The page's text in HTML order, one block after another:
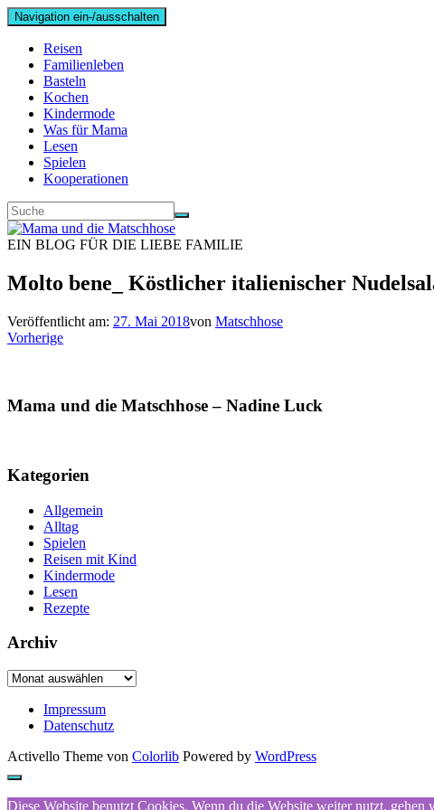
Navigation ein-/ausschalten
Reisen
Familienleben
Basteln
Kochen
Kindermode
Was für Mama
Lesen
Spielen
Kooperationen
EIN BLOG FÜR DIE LIEBE FAMILIE
Molto bene_ Köstlicher italienischer
Veröffentlicht am: 27. Mai 2018von Matschhose
Vorherige
Mama und die Matschhose – Nadine Luck
Kategorien
Allgemein
Alltag
Spielen
Reisen mit Kind
Kindermode
Lesen
Rezepte
Archiv
Archiv
Impressum
Datenschutz
Activello Theme von Colorlib Powered by WordPress
Diese Website benutzt Cookies. Wenn du die Website weiter nutzt, gehen